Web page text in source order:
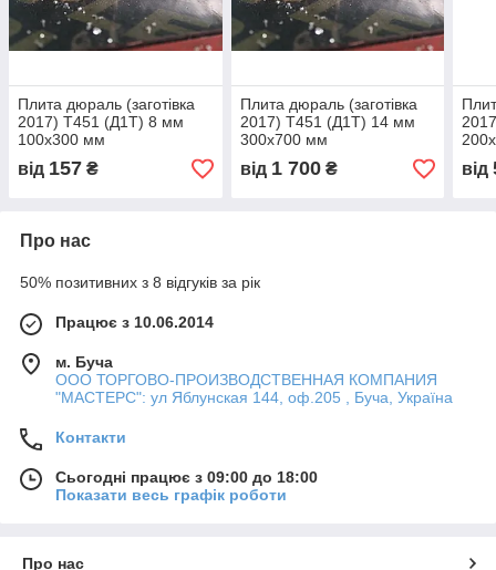
Плита дюраль (заготівка
2017) T451 (Д1Т) 8 мм
100х300 мм
від 157 ₴
Плита дюраль (заготівка
2017) T451 (Д1Т) 14 мм
300х700 мм
від 1 700₴ від
Про нас
50% позитивних з 8 відгуків за рік
Працює з 10.06.2014
м. Буча
ООО ТОРГОВО-ПРОИЗВОДСТВЕННАЯ КОМПАНИЯ
"МАСТЕРС": ул Яблунская 144, оф.205 , Буча, Україна
Контакти
Сьогодні працює з 09:00 до 18:00
Показати весь графік роботи
Про нас